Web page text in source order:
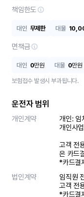
책임한도
대인 무제한 대물
면책금
대인 0만원 대물 0만원
보험접수 발생시 부과됩니다.
운전자 범위
개인계약
개인: 임
개인사
고객 전
은 카드
*카드결
법인계약
임직원
고객 전
*카드결